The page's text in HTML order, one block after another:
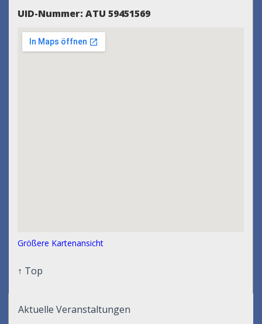
UID-Nummer: ATU 59451569
Größere Kartenansicht
↑ Top
Aktuelle Veranstaltungen